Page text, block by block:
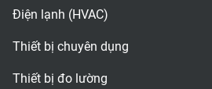
Điện lạnh (HVAC)
Thiết bị chuyên dụng
Thiết bị đo lường